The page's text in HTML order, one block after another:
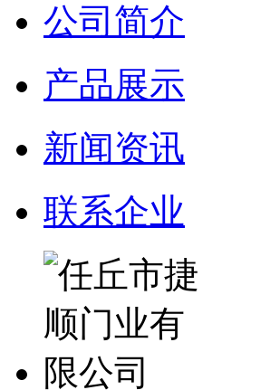
公司简介
产品展示
新闻资讯
联系企业